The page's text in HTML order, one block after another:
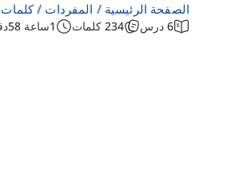
الصفحة الرئيسية المفردات كلمات
6 درس 234 كلمات 1ساعة 58